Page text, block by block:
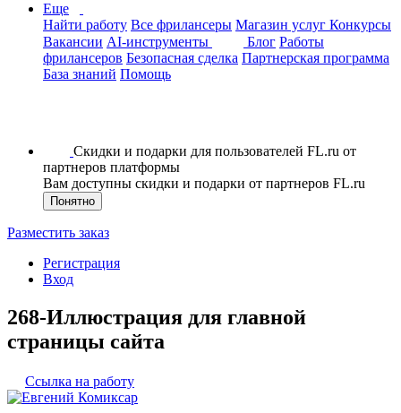
Еще
Найти работу Все фрилансеры Магазин услуг Конкурсы
Вакансии AI-инструменты Блог Работы
фрилансеров Безопасная сделка Партнерская программа
База знаний Помощь
Скидки и подарки для пользователей FL.ru от
партнеров платформы
Вам доступны скидки и подарки от партнеров FL.ru
Понятно
Разместить заказ
Регистрация
Вход
268-Иллюстрация для главной
страницы сайта
Ссылка на работу